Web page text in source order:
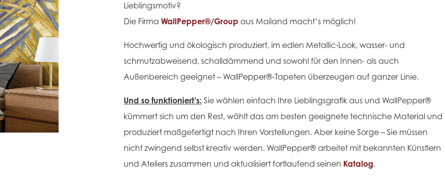
Lieblingsmotiv?
Die Firma WallPepper®/Group aus Mailand macht’s möglich!
Hochwertig und ökologisch produziert, im edlen Metallic-Look, wasser- und
schmutzabweisend, schalldämmend und sowohl für den Innen- als auch
Außenbereich geeignet – WallPepper®-Tapeten überzeugen auf ganzer Linie.
Und so funktioniert’s: Sie wählen einfach Ihre Lieblingsgrafik aus und WallPepper®
kümmert sich um den Rest, wählt das am besten geeignete technische Material und
produziert maßgefertigt nach Ihren Vorstellungen. Aber keine Sorge – Sie müssen
nicht zwingend selbst kreativ werden. WallPepper® arbeitet mit bekannten Künstlern
und Ateliers zusammen und aktualisiert fortlaufend seinen Katalog.